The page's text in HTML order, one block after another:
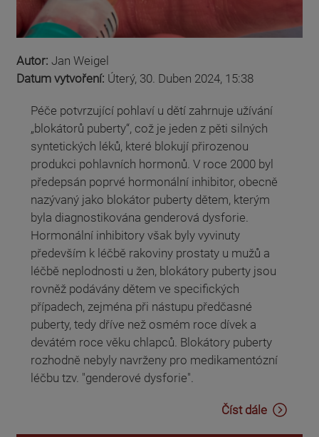
Autor: Jan Weigel
Datum vytvoření: Úterý, 30. Duben 2024, 15:38
Péče potvrzující pohlaví u dětí zahrnuje užívání
„blokátorů puberty“, což je jeden z pěti silných
syntetických léků, které blokují přirozenou
produkci pohlavních hormonů. V roce 2000 byl
předepsán poprvé hormonální inhibitor, obecně
nazývaný jako blokátor puberty dětem, kterým
byla diagnostikována genderová dysforie.
Hormonální inhibitory však byly vyvinuty
především k léčbě rakoviny prostaty u mužů a
léčbě neplodnosti u žen, blokátory puberty jsou
rovněž podávány dětem ve specifických
případech, zejména při nástupu předčasné
puberty, tedy dříve než osmém roce dívek a
devátém roce věku chlapců. Blokátory puberty
rozhodně nebyly navrženy pro medikamentózní
léčbu tzv. "genderové dysforie".
Číst dále